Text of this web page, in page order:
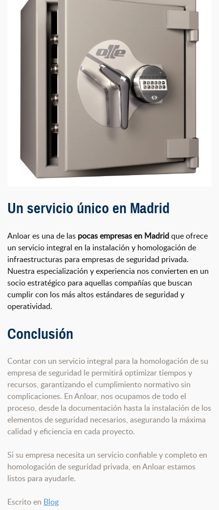
Un servicio único en Madrid
Anloar es una de las pocas empresas en Madridque ofrece
un servicio integral en la instalación y homologación de
infraestructuras para empresas de seguridad privada.
Nuestra especialización y experiencia nos convierten en un
socio estratégico para aquellas compañías que buscan
cumplir con los más altos estándares de seguridad y
operatividad.
Conclusión
Contar con un servicio integral para la homologación de su
empresa de seguridad le permitirá optimizar tiempos y
recursos, garantizando el cumplimiento normativo sin
complicaciones. En Anloar, nos ocupamos de todo el
proceso, desde la documentación hasta la instalación de los
elementos de seguridad necesarios, asegurando la máxima
calidad y eficiencia en cada proyecto.
Si su empresa necesita un servicio confiable y completo en
homologación de seguridad privada, en Anloar estamos
listos para ayudarle.
Escrito en Blog